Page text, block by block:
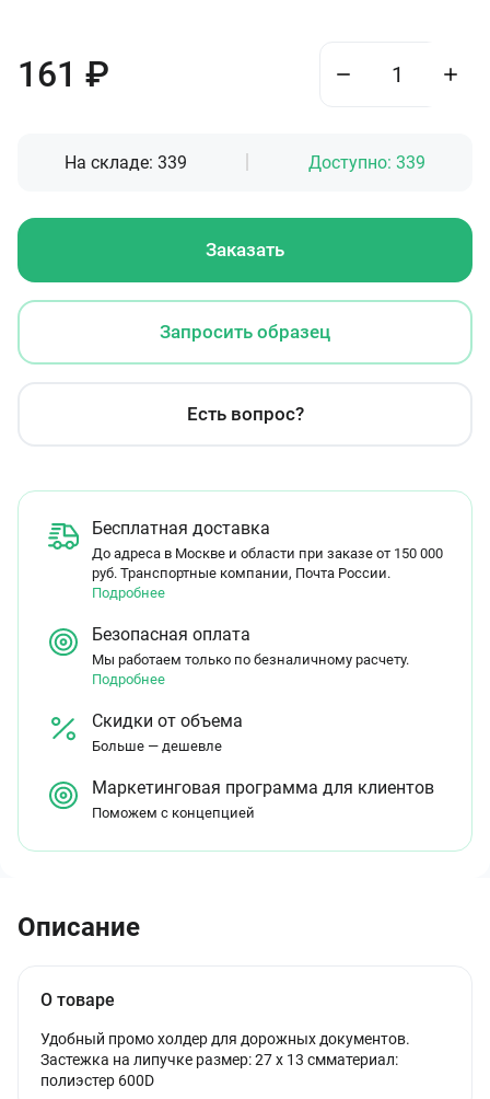
161 ₽
На складе:339 Доступно: 339
Заказать
Запросить образец
Есть вопрос?
Бесплатная доставка
До адреса в Москве и области при заказе от 150 000
руб. Транспортные компании, Почта России.
Подробнее
Безопасная оплата
Мы работаем только по безналичному расчету.
Подробнее
Скидки от объема
Больше — дешевле
Маркетинговая программа для клиентов
Поможем с концепцией
Описание
О товаре
Удобный промо холдер для дорожных документов.
Застежка на липучке размер: 27 x 13 смматериал:
полиэстер 600D